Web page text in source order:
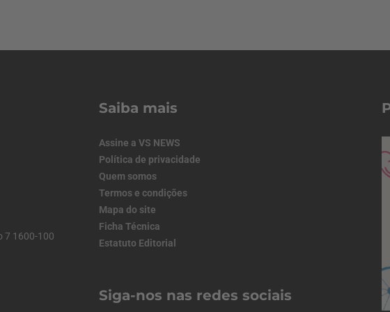
7 1600-100
Saiba mais
Assine a VS NEWS
Política de privacidade
Quem somos
Termos e condições
Mapa do site
Ficha Técnica
Estatuto Editorial
Siga-nos nas redes sociais